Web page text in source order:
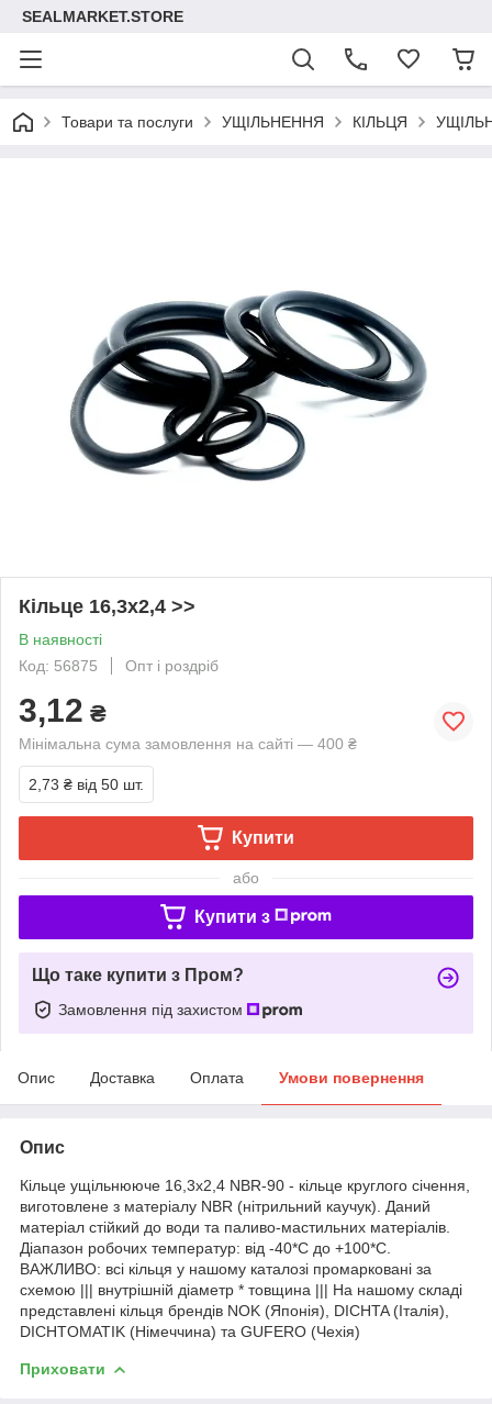
SEALMARKET.STORE
Товари та послуги УЩІЛЬНЕННЯ КІЛЬЦЯ
Кільце 16,3х2,4 >>
В наявності
Код: 56875
Опт і роздріб
3,12 ₴
Мінімальна сума замовлення на сайті — 400 ₴
2,73 ₴ від 50 шт.
Купити
або
Купити з
Що таке купити з Пром?
Замовлення під захистом
Опис Доставка Оплата Умови повернення
Опис
Кільце ущільнююче 16,3х2,4 NBR-90 - кільце круглого січення,
виготовлене з матеріалу NBR (нітрильний каучук). Даний
матеріал стійкий до води та паливо-мастильних матеріалів.
Діапазон робочих температур: від -40*С до +100*С.
ВАЖЛИВО: всі кільця у нашому каталозі промарковані за
схемою ||| внутрішній діаметр * товщина ||| На нашому складі
представлені кільця брендів NOK (Японія), DICHTA (Італія),
DICHTOMATIK (Німеччина) та GUFERO (Чехія)
Приховати